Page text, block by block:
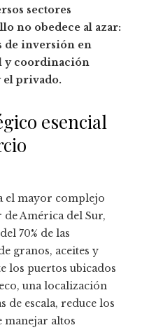
sectores
no obedece al azar:
de inversión en
y coordinación
privado.
esencial
el mayor complejo
América del Sur,
70% de las
granos, aceites y
los puertos ubicados
una localización
de escala, reduce los
manejar altos